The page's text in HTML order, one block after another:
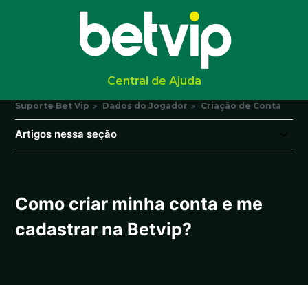
Central de Ajuda
Suporte Bet Vip Dados do Jogador Criação de Conta
Artigos nessa seção
Como criar minha conta e me
cadastrar na Betvip?